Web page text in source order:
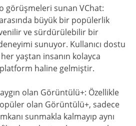
görüşmeleri sunan VChat:
arasında büyük bir popülerlik
ve sürdürülebilir bir
sunuyor. Kullanıcı dostu
yaştan insanın kolayca
haline gelmiştir.
olan Görüntülü+: Özellikle
olan Görüntülü+, sadece
sunmakla kalmayıp aynı